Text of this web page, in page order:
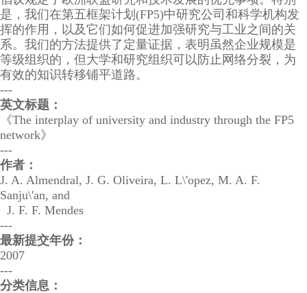
是，我们在第五框架计划(FP5)中研究公司和科学机构发
挥的作用，以及它们如何促进加强研究与工业之间的关
系。我们的方法提供了定量证据，表明虽然企业规模是
等级组织的，但大学和研究组织可以防止网络分裂，为
有效的知识转移铺平道路。
---
英文标题：
《The interplay of university and industry through the FP5
network》
---
作者：
J. A. Almendral, J. G. Oliveira, L. L\'opez, M. A. F.
Sanju\'an, and
J. F. F. Mendes
---
最新提交年份：
2007
---
分类信息：